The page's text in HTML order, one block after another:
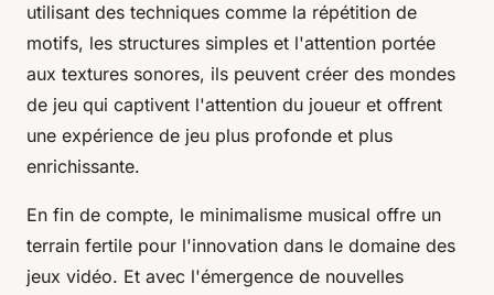
utilisant des techniques comme la répétition de
motifs, les structures simples et l'attention portée
aux textures sonores, ils peuvent créer des mondes
de jeu qui captivent l'attention du joueur et offrent
une expérience de jeu plus profonde et plus
enrichissante.
En fin de compte, le minimalisme musical offre un
terrain fertile pour l'innovation dans le domaine des
jeux vidéo. Et avec l'émergence de nouvelles